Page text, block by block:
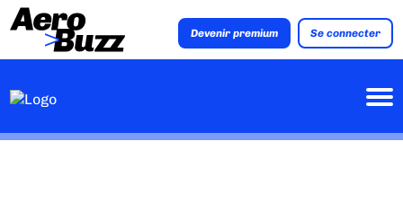
Devenir premium Se connecter